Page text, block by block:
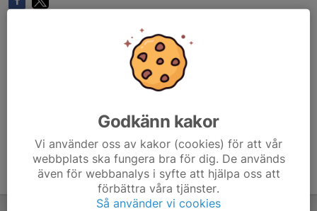
Godkänn kakor
Vi använder oss av kakor (cookies) för att vår
webbplats ska fungera bra för dig. De används
även för webbanalys i syfte att hjälpa oss att
förbättra våra tjänster.
Så använder vi cookies